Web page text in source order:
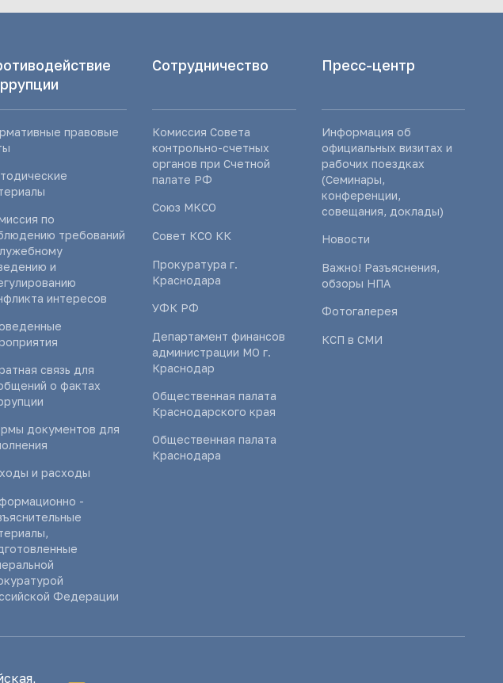
правовые
по
требований
и
интересов
связь для
о фактах
документов для
и расходы
-
Федерации
Сотрудничество
Комиссия Совета
контрольно-счетных
органов при Счетной
палате РФ
Союз МКСО
Совет КСО КК
Прокуратура г.
Краснодара
УФК РФ
Департамент финансов
администрации МО г.
Краснодар
Общественная палата
Краснодарского края
Общественная палата
Краснодара
Пресс-центр
Информация об
официальных визитах и
рабочих поездках
(Семинары,
конференции,
совещания, доклады)
Новости
Важно! Разъяснения,
обзоры НПА
Фотогалерея
КСП в СМИ